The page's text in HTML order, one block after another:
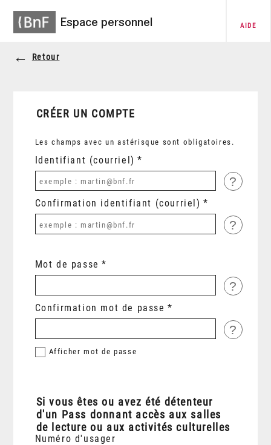
Espace personnel AIDE
Retour
CRÉER UN COMPTE
Les champs avec un astérisque sont obligatoires.
Identifiant (courriel)
?
Confirmation identifiant (courriel)
?
Mot de passe
?
Confirmation mot de passe
?
Afficher mot de passe
Si vous êtes ou avez été détenteur
d'un Pass donnant accès aux salles
de lecture ou aux activités culturelles
Numéro d'usager